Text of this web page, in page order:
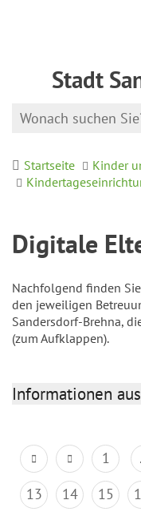
Stadt
Startseite
Kinder
Digitale
Nachfolgend finden
den jeweiligen
Sandersdorf-Brehna,
(zum Aufklappen).
Informationen
1
13
14 15